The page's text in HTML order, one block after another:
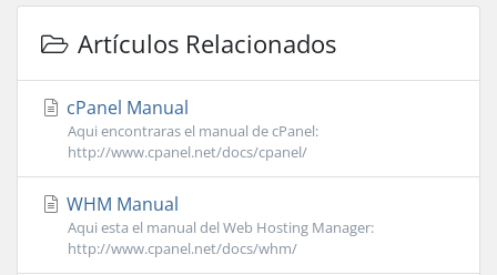
Artículos Relacionados
cPanel Manual
Aqui encontraras el manual de cPanel:
http://www.cpanel.net/docs/cpanel/
WHM Manual
Aqui esta el manual del Web Hosting Manager:
http://www.cpanel.net/docs/whm/